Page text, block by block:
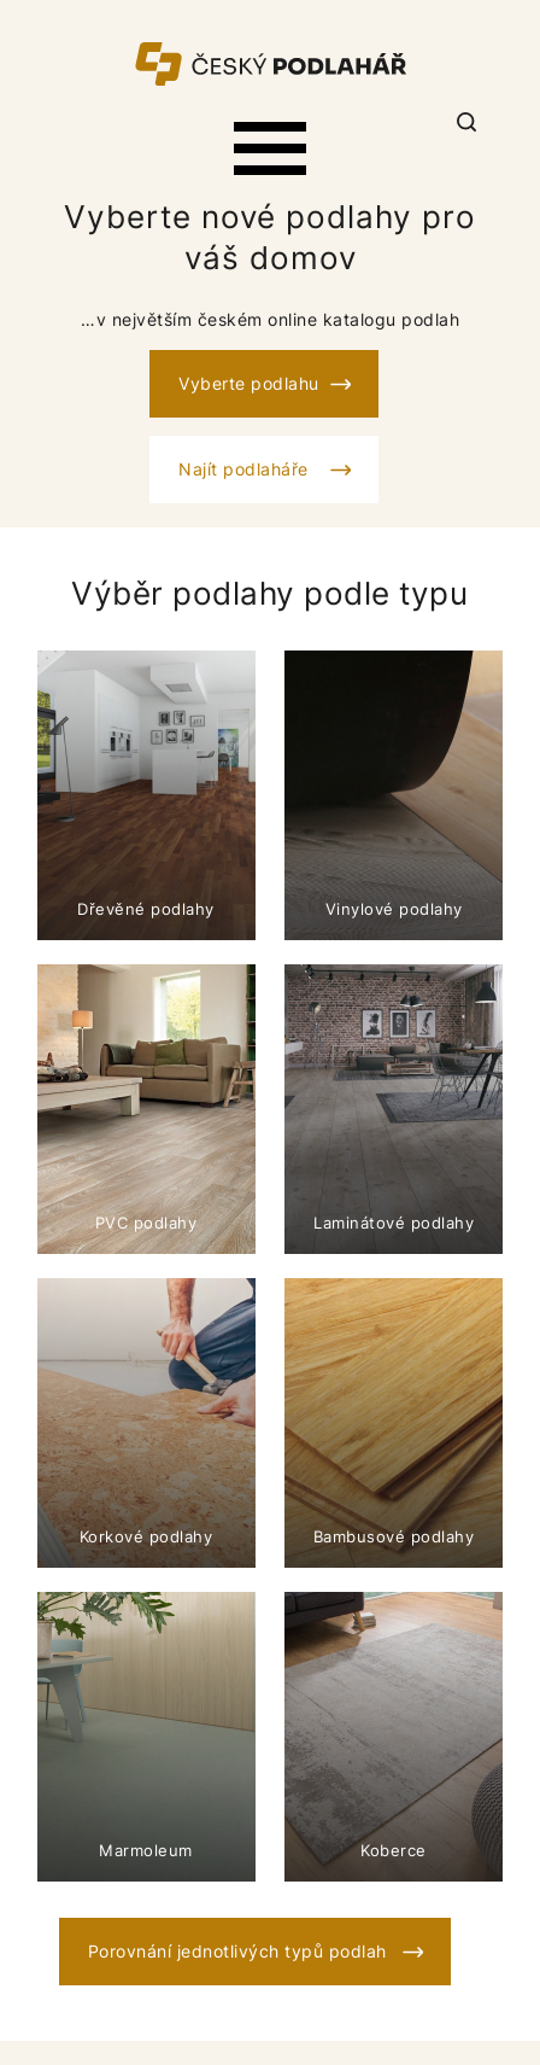
Vyberte nové podlahy pro
váš domov
…v největším českém online katalogu podlah
Vyberte podlahu
Najít podlaháře
Výběr podlahy podle typu
Dřevěné podlahy Vinylové podlahy
PVC podlahy Laminátové podlahy
Korkové podlahy Bambusové podlahy
Marmoleum Koberce
Porovnání jednotlivých typů podlah